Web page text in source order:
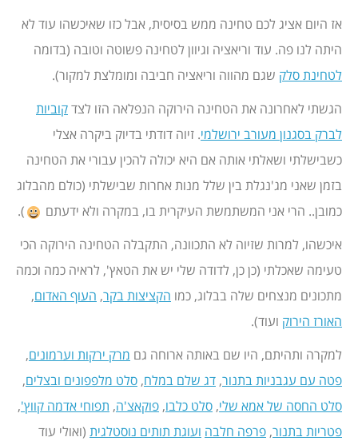
אז היום אציג לכם טחינה ממש בסיסית, אבל כזו שאיכשהו עוד לא
היתה לנו פה. עוד וריאציה וגיוון לטחינה פשוטה וטובה (בדומה
לטחינת סלק שגם מהווה וריאציה חביבה ומומלצת למקור).
הגשתי לאחרונה את הטחינה הירוקה הנפלאה הזו לצדקוביות
לברק בסגנון מעורב ירושלמי. זיוה דודתי בדיוק ביקרה אצלי
כשבישלתי ושאלתי אותה אם היא יכולה להכין עבורי את הטחינה
בזמן שאני מג'נגלת בין שלל מנות אחרות שבישלתי (כולם מהבלוג
כמובן.. הרי אני המשתמשת העיקרית בו, במקרה ולא ידעתם
).
איכשהו, למרות שזיוה לא התכוונה, התקבלה הטחינה הירוקה הכי
טעימה שאכלתי (כן כן, לדודה שלי יש את הטאץ', לראיה כמה וכמה
מתכונים מנצחים שלה בבלוג, כמו הקציצות בקר, העוף האדום,
האורז הירוק ועוד).
למקרה ותהיתם, היו שם באותה ארוחה גם מרק ירקות וערמונים,
פטה עם עגבניות בתנור, דג שלם במלח, סלט מלפפונים ובצלים,
סלט החסה של אמא שלי, סלט כלבו, פוקאצ'ה, תפוחי אדמה קווץ',
פטריות בתנור, פרפה חלבה ועוגת תותים נוסטלגית (ואולי עוד